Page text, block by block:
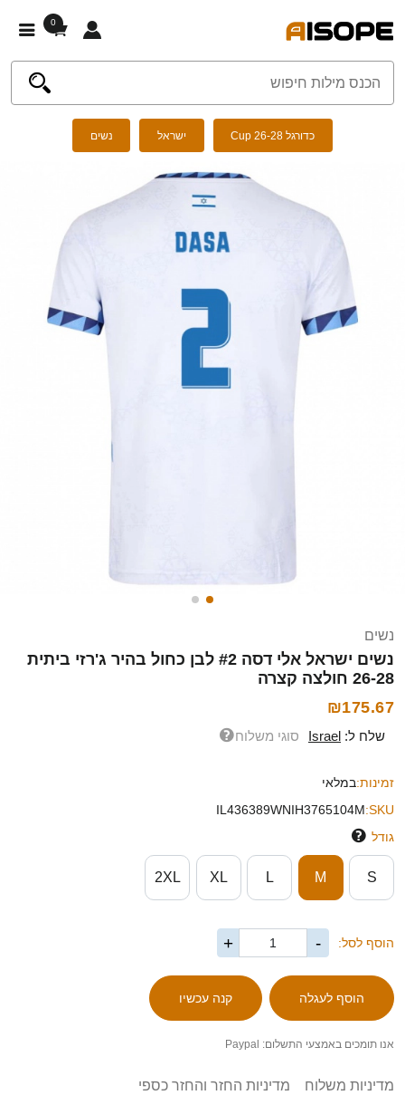
0
כדורגל Cup 26-28 ישראל נשים
נשים
נשים ישראל אלי דסה #2 לבן כחול בהיר ג'רזי ביתית
26-28 חולצה קצרה
₪175.67
שלח ל: Israel סוגי משלוח
זמינות:במלאי
SKU:
IL436389WNIH3765104M
גודל
S
M
L
XL
2XL
הוסף לסל: -
+
אנו תומכים באמצעי התשלום: Paypal
מדיניות משלוח מדיניות החזר והחזר כספי